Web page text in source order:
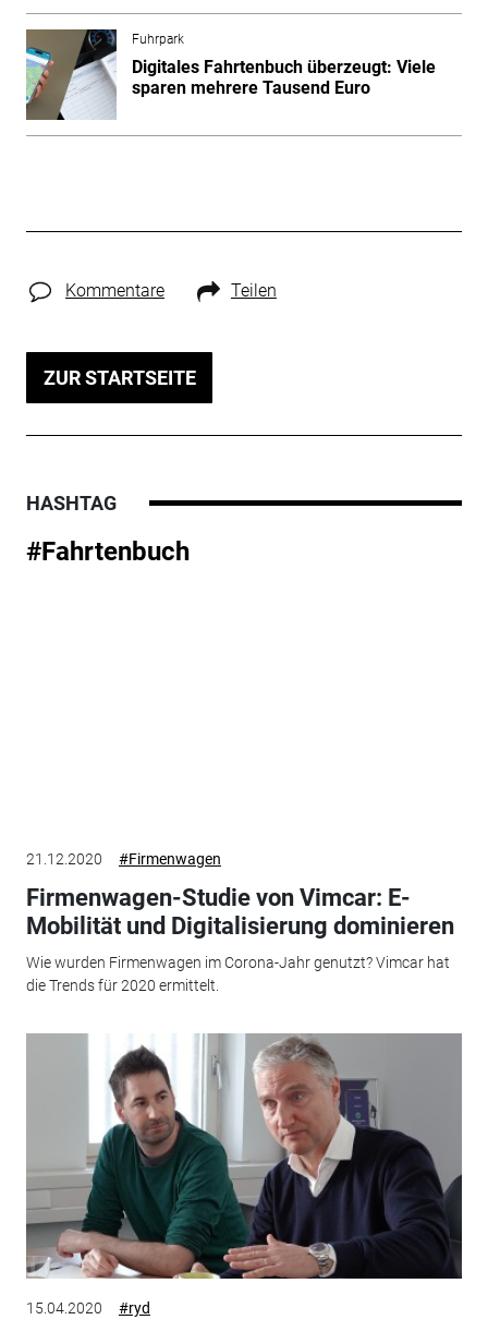
Fuhrpark
Digitales Fahrtenbuch überzeugt: Viele
sparen mehrere Tausend Euro
Kommentare Teilen
ZUR STARTSEITE
HASHTAG
#Fahrtenbuch
21.12.2020 #Firmenwagen
Firmenwagen-Studie von Vimcar: E-
Mobilität und Digitalisierung dominieren
Wie wurden Firmenwagen im Corona-Jahr genutzt? Vimcar hat
die Trends für 2020 ermittelt.
15.04.2020 #ryd